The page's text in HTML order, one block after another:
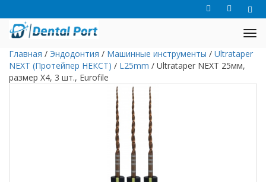
Главная / Эндодонтия / Машинные инструменты / Ultrataper
NEXT (Протейпер НЕКСТ) / L25mm / Ultrataper NEXT 25мм,
размер X4, 3 шт., Eurofile